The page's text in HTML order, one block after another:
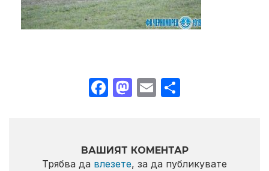
Facebook
Mastodon
Email
ВАШИЯТ КОМЕНТАР
Трябва да влезете, за да публикувате